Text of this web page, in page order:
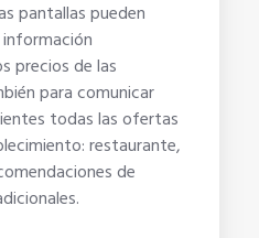
pantallas pueden
precios de las
para comunicar
todas las ofertas
restaurante,
de